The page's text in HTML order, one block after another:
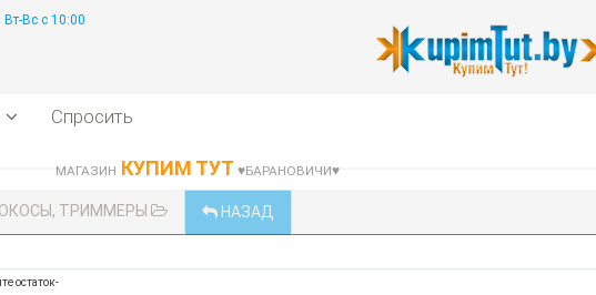
Вс с 10:00
Спросить
МАГАЗИН КУПИМ ТУТ ♥БАРАНОВИЧИ♥
ТРИММЕРЫ НАЗАД
остаток-